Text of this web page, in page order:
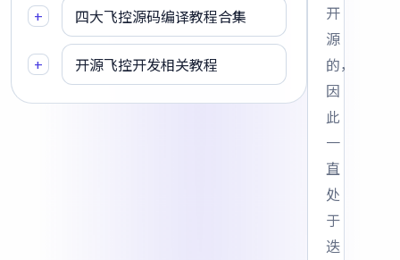
+ 四大飞控源码编译教程合集
+ 开源飞控开发相关教程
开
源
的，
因
此
一
直
处
于
迭